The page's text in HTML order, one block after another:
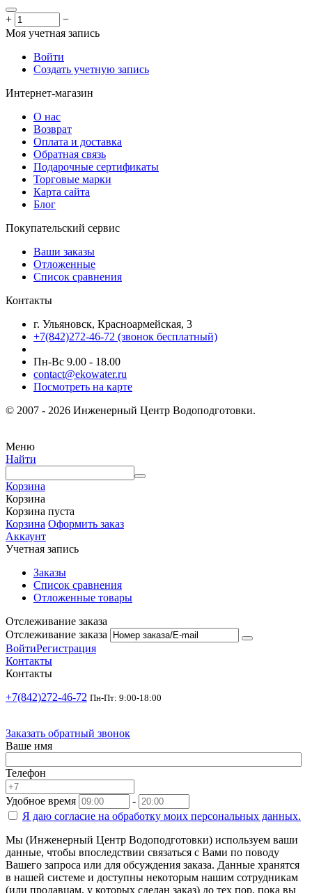
+
−
Моя учетная запись
Войти
Создать учетную запись
Интернет-магазин
О нас
Возврат
Оплата и доставка
Обратная связь
Подарочные сертификаты
Торговые марки
Карта сайта
Блог
Покупательский сервис
Ваши заказы
Отложенные
Список сравнения
Контакты
г. Ульяновск, Красноармейская, 3
+7(842)272-46-72 (звонок бесплатный)
Пн-Вс 9.00 - 18.00
contact@ekowater.ru
Посмотреть на карте
© 2007 - 2026 Инженерный Центр Водоподготовки.
Меню
Найти
Корзина
Корзина
Корзина пуста
Корзина Оформить заказ
Аккаунт
Учетная запись
Заказы
Список сравнения
Отложенные товары
Отслеживание заказа
Отслеживание заказа
ВойтиРегистрация
Контакты
Контакты
+7(842)272-46-72 Пн-Пт: 9:00-18:00
Заказать обратный звонок
Ваше имя
Телефон
Удобное время
-
Я даю согласие на обработку моих персональных данных.
Мы (Инженерный Центр Водоподготовки) используем ваши
данные, чтобы впоследствии связаться с Вами по поводу
Вашего запроса или для обсуждения заказа. Данные хранятся
в нашей системе и доступны некоторым нашим сотрудникам
(или продавцам, у которых сделан заказ) до тех пор, пока вы